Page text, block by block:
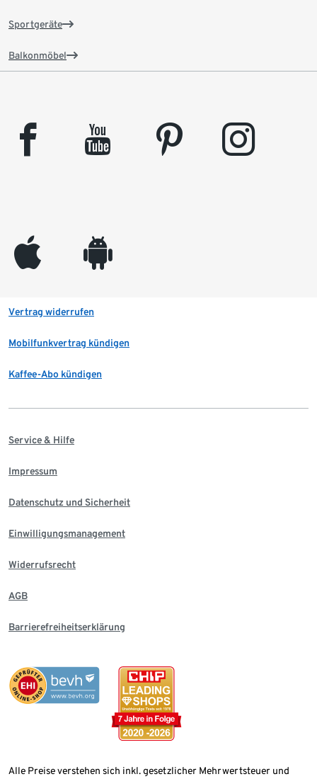
Sportgeräte
Balkonmöbel
facebook youtube pinterest instagram
appleinc android
Vertrag widerrufen
Mobilfunkvertrag kündigen
Kaffee-Abo kündigen
Service & Hilfe
Impressum
Datenschutz und Sicherheit
Einwilligungsmanagement
Widerrufsrecht
AGB
Barrierefreiheitserklärung
Alle Preise verstehen sich inkl. gesetzlicher Mehrwertsteuer und